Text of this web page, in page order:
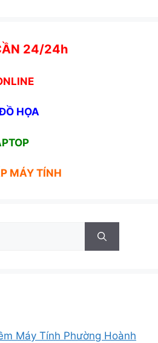
24/24h
HỌA
MÁY TÍNH
Máy Tính Phường Hoành